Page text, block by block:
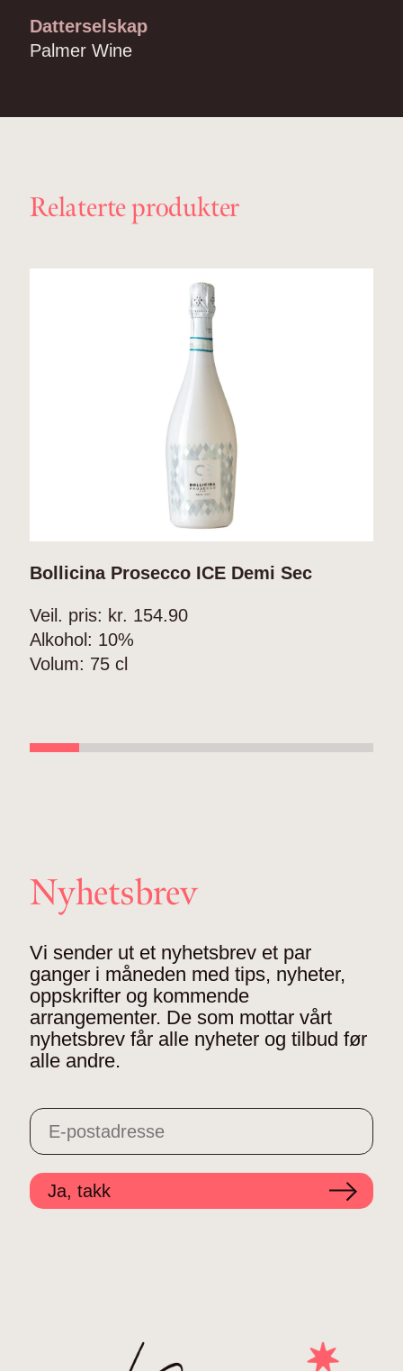
Datterselskap
Palmer Wine
Relaterte produkter
Bollicina Prosecco ICE Demi Sec
Veil. pris: kr. 154.90
Alkohol: 10%
Volum: 75 cl
Nyhetsbrev
Vi sender ut et nyhetsbrev et par
ganger i måneden med tips, nyheter,
oppskrifter og kommende
arrangementer. De som mottar vårt
nyhetsbrev får alle nyheter og tilbud før
alle andre.
Ja, takk